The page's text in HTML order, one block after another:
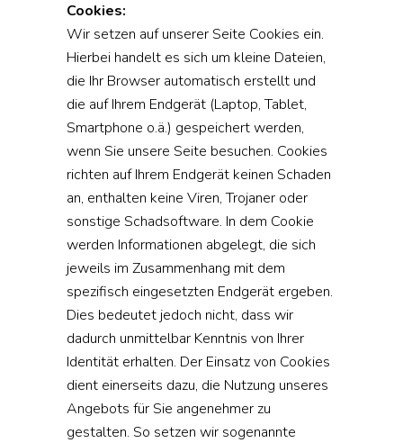
Cookies:
Wir setzen auf unserer Seite Cookies ein.
Hierbei handelt es sich um kleine Dateien,
die Ihr Browser automatisch erstellt und
die auf Ihrem Endgerät (Laptop, Tablet,
Smartphone o.ä.) gespeichert werden,
wenn Sie unsere Seite besuchen. Cookies
richten auf Ihrem Endgerät keinen Schaden
an, enthalten keine Viren, Trojaner oder
sonstige Schadsoftware. In dem Cookie
werden Informationen abgelegt, die sich
jeweils im Zusammenhang mit dem
spezifisch eingesetzten Endgerät ergeben.
Dies bedeutet jedoch nicht, dass wir
dadurch unmittelbar Kenntnis von Ihrer
Identität erhalten. Der Einsatz von Cookies
dient einerseits dazu, die Nutzung unseres
Angebots für Sie angenehmer zu
gestalten. So setzen wir sogenannte